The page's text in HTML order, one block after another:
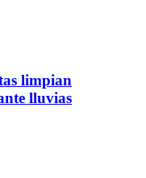
limpian
lluvias